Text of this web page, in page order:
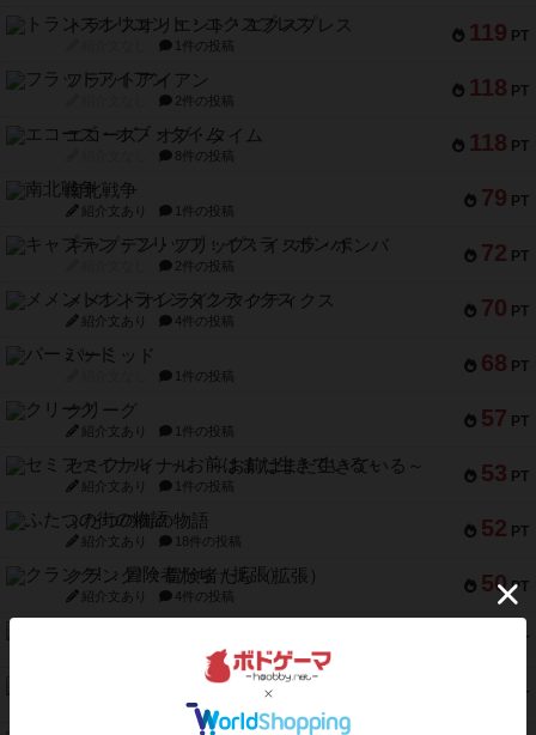
119 PT
トランスオリエント・エクスプレス
1件の投稿
118 PT
フラットアイアン
2件の投稿
118 PT
エコーズ・オブ・タイム
8件の投稿
79 PT
南北戦争
紹介文あり 1件の投稿
72 PT
キャプテン・フリップ：イスラ・ボンバ
2件の投稿
70 PT
メメントオンラインタクティクス
紹介文あり 4件の投稿
68 PT
パーミッド
1件の投稿
57 PT
クリーグ
紹介文あり 1件の投稿
53 PT
セミファイナル ～お前はまだ生きている～
紹介文あり 1件の投稿
52 PT
ふたつの街の物語
紹介文あり 18件の投稿
50 PT
クランク! ：冒険者たち（拡張）
紹介文あり 4件の投稿
PT
1件の投稿
PT
スターマイン・ラミー ポケット
2件の投稿